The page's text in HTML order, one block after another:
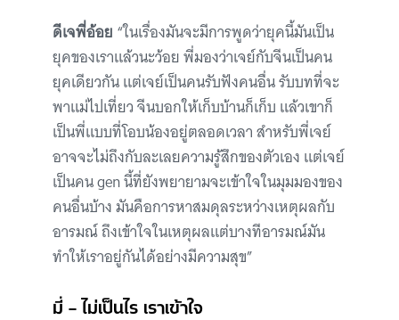
ดีเจพี่อ้อย “ในเรื่องมันจะมีการพูดว่ายุคนี้มันเป็น
ยุคของเราแล้วนะว้อย พี่มองว่าเจย์กับจีนเป็นคน
ยุคเดียวกัน แต่เจย์เป็นคนรับฟังคนอื่น รับบทที่จะ
พาแม่ไปเที่ยว จีนบอกให้เก็บบ้านก็เก็บ แล้วเขาก็
เป็นพี่แบบที่โอบน้องอยู่ตลอดเวลา สำหรับพี่เจย์
อาจจะไม่ถึงกับละเลยความรู้สึกของตัวเอง แต่เจย์
เป็นคน gen นี้ที่ยังพยายามจะเข้าใจในมุมมองของ
คนอื่นบ้าง มันคือการหาสมดุลระหว่างเหตุผลกับ
อารมณ์ ถึงเข้าใจในเหตุผลแต่บางทีอารมณ์มัน
ทำให้เราอยู่กันได้อย่างมีความสุข”
มี่ – ไม่เป็นไร เราเข้าใจ